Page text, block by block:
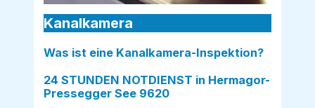
Kanalkamera
Was ist eine Kanalkamera-Inspektion?
24 STUNDEN NOTDIENST in Hermagor-
Pressegger See 9620